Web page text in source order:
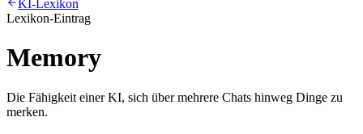
KI-Lexikon
Lexikon-Eintrag
Memory
Die Fähigkeit einer KI, sich über mehrere Chats hinweg Dinge zu
merken.